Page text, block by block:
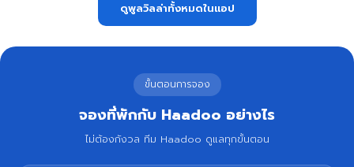
ดูพูลวิลล่าทั้งหมดในแอป
ขั้นตอนการจอง
จองที่พักกับ Haadoo อย่างไร
ไม่ต้องกังวล ทีม Haadoo ดูแลทุกขั้นตอน